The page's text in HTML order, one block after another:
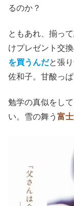
るのか？
ともあれ、揃っ
けプレゼント交換
を買うんだと張
佐和子。甘酸っぱ
勉学の真似をして
い。雪の舞う 富